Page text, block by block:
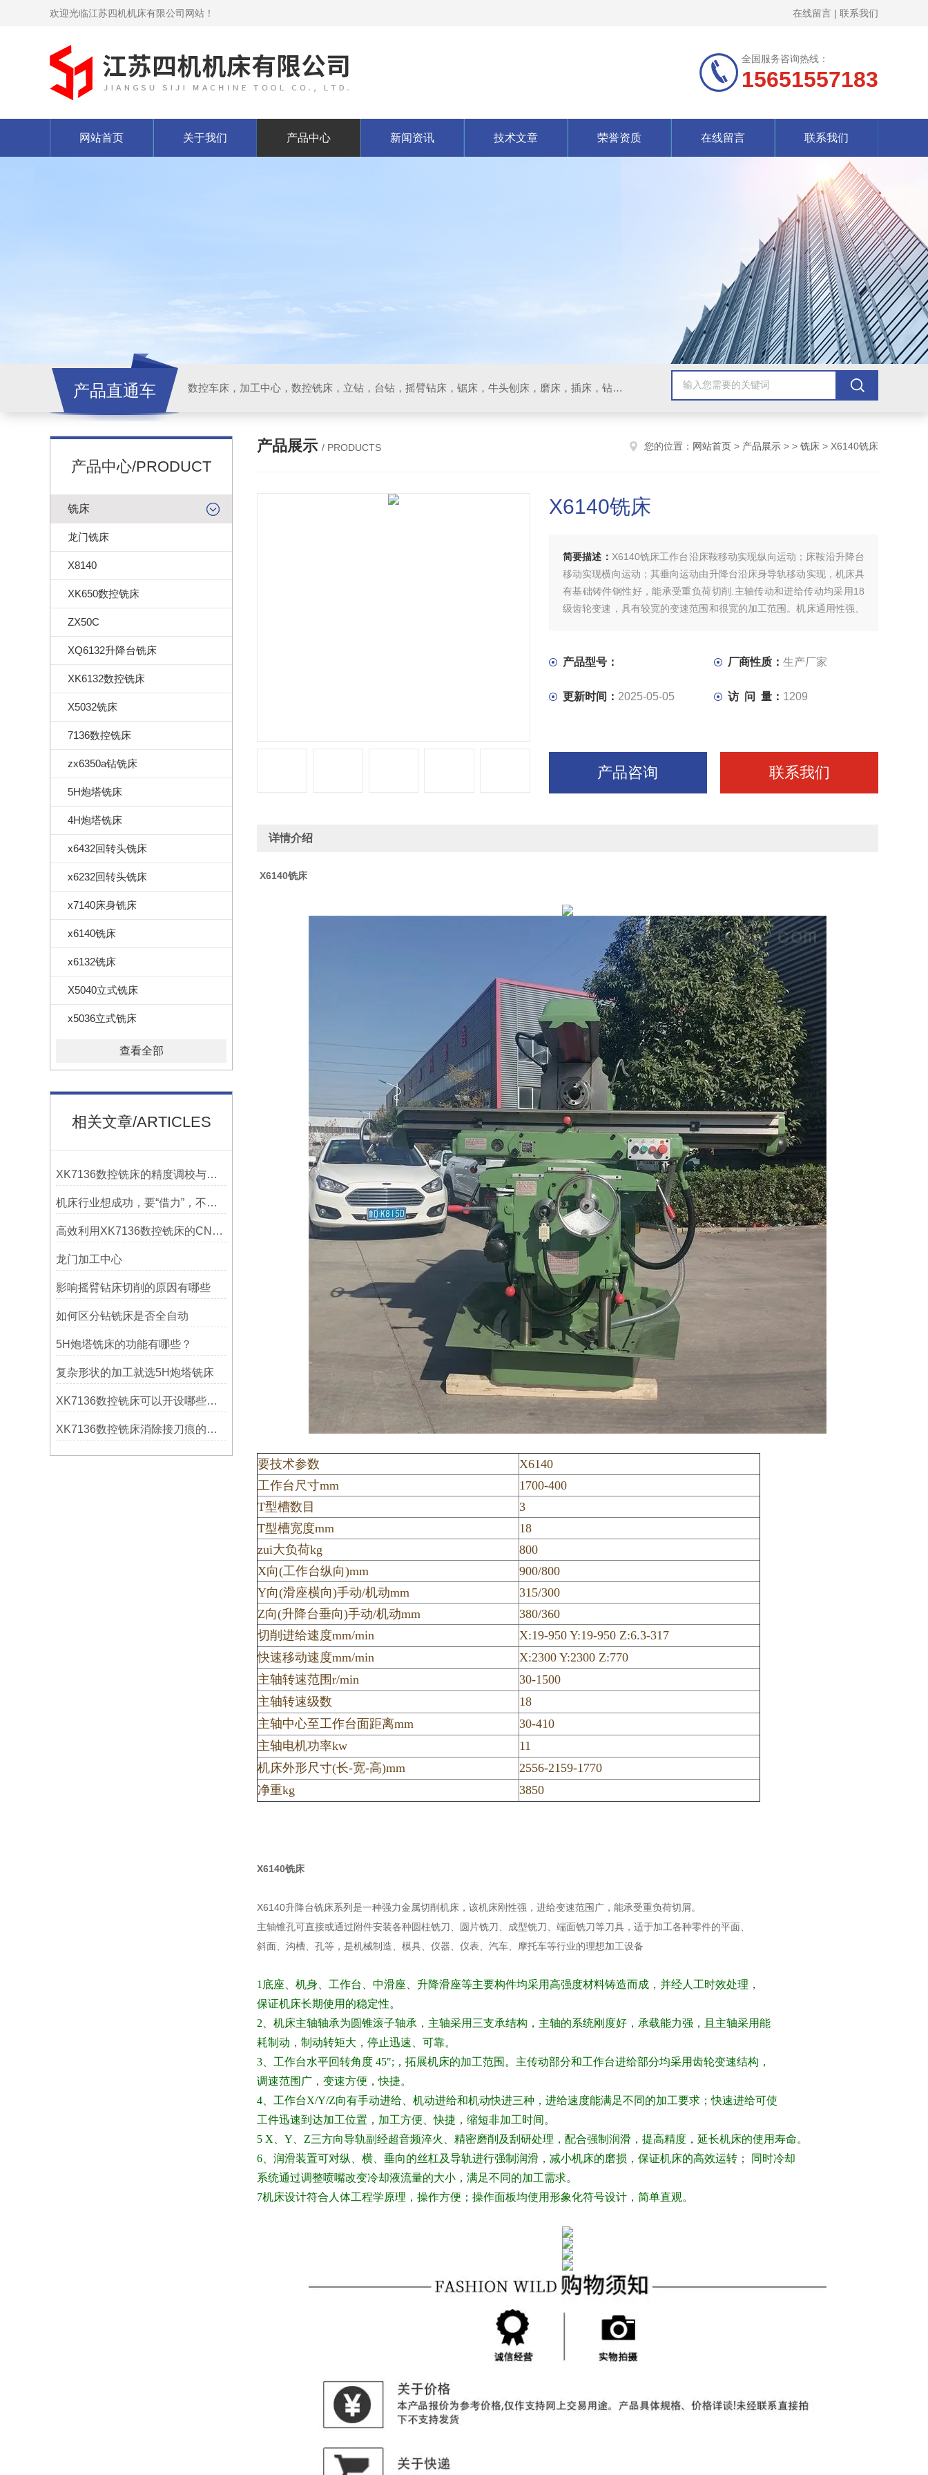
欢迎光临江苏四机机床有限公司网站！ 在线留言 | 联系我们
全国服务咨询热线：
15651557183
网站首页 关于我们 产品中心 新闻资讯 技术文章 荣誉资质 在线留言 联系我们
产品直通车 数控车床，加工中心，数控铣床，立钻，台钻，摇臂钻床，锯床，牛头刨床，磨床，插床，钻铣床，滚齿机
产品中心/PRODUCT
铣床
龙门铣床
X8140
XK650数控铣床
ZX50C
XQ6132升降台铣床
XK6132数控铣床
X5032铣床
7136数控铣床
zx6350a钻铣床
5H炮塔铣床
4H炮塔铣床
x6432回转头铣床
x6232回转头铣床
x7140床身铣床
x6140铣床
x6132铣床
X5040立式铣床
x5036立式铣床
查看全部
相关文章/ARTICLES
XK7136数控铣床的精度调校与性能优化
机床行业想成功，要“借力”，不要“尽力”！
高效利用XK7136数控铣床的CNC系统？
龙门加工中心
影响摇臂钻床切削的原因有哪些
如何区分钻铣床是否全自动
5H炮塔铣床的功能有哪些？
复杂形状的加工就选5H炮塔铣床
XK7136数控铣床可以开设哪些考核项目？
XK7136数控铣床消除接刀痕的操作
产品展示 / PRODUCTS 您的位置： 网站首页 > 产品展示 > > 铣床 > X6140铣床
X6140铣床
简要描述： X6140铣床工作台沿床鞍移动实现纵向运动；床鞍沿升降台
移动实现横向运动；其垂向运动由升降台沿床身导轨移动实现，机床具
有基础铸件钢性好，能承受重负荷切削.主轴传动和进给传动均采用18
级齿轮变速，具有较宽的变速范围和很宽的加工范围。机床通用性强、
产品型号： 厂商性质： 生产厂家
更新时间： 2025-05-05 访 问 量： 1209
产品咨询 联系我们
详情介绍
X6140铣床
要技术参数
X6140
工作台尺寸mm
1700-400
T型槽数目
3
T型槽宽度mm
18
zui大负荷kg
800
X向(工作台纵向)mm
900/800
Y向(滑座横向)手动/机动mm
315/300
Z向(升降台垂向)手动/机动mm
380/360
切削进给速度mm/min
X:19-950 Y:19-950 Z:6.3-317
快速移动速度mm/min
X:2300 Y:2300 Z:770
主轴转速范围r/min
30-1500
主轴转速级数
18
主轴中心至工作台面距离mm
30-410
主轴电机功率kw
11
机床外形尺寸(长-宽-高)mm
2556-2159-1770
净重kg
3850
X6140铣床
X6140升降台铣床系列是一种强力金属切削机床，该机床刚性强，进给变速范围广，能承受重负荷切屑。
主轴锥孔可直接或通过附件安装各种圆柱铣刀、圆片铣刀、成型铣刀、端面铣刀等刀具，适于加工各种零件的平面、
斜面、沟槽、孔等，是机械制造、模具、仪器、仪表、汽车、摩托车等行业的理想加工设备
1 底座、机身、工作台、中滑座、升降滑座等主要构件均采用高强度材料铸造而成，并经人工时效处理，
保证机床长期使用的稳定性。
2 、机床主轴轴承为圆锥滚子轴承，主轴采用三支承结构，主轴的系统刚度好，承载能力强，且主轴采用能
耗制动，制动转矩大，停止迅速、可靠。
3、工作台水平回转角度 45";，拓展机床的加工范围。主传动部分和工作台进给部分均采用齿轮变速结构，
调速范围广，变速方便，快捷。
4、工作台X/Y/Z向有手动进给、机动进给和机动快进三种，进给速度能满足不同的加工要求；快速进给可使
工件迅速到达加工位置，加工方便、快捷，缩短非加工时间。
5 X
Y Z三方向导轨副经超音频淬火、精密磨削及刮研处理，配合强制润滑，提高精度，延长机床的使用寿命。
6 、润滑装置可对纵、横、垂向的丝杠及导轨进行强制润滑，减小机床的磨损，保证机床的高效运转； 同时冷却
系统通过调整喷嘴改变冷却液流量的大小，满足不同的加工需求。
7机床设计符合人体工程学原理，操作方便；操作面板均使用形象化符号设计，简单直观。